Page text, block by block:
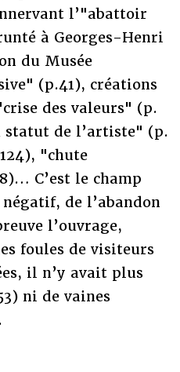
l’"abattoir
à Georges-Henri
du Musée
(p.41), créations
des valeurs" (p.
de l’artiste" (p.
"chute
C’est le champ
de l’abandon
l’ouvrage,
foules de visiteurs
il n’y avait plus
ni de vaines